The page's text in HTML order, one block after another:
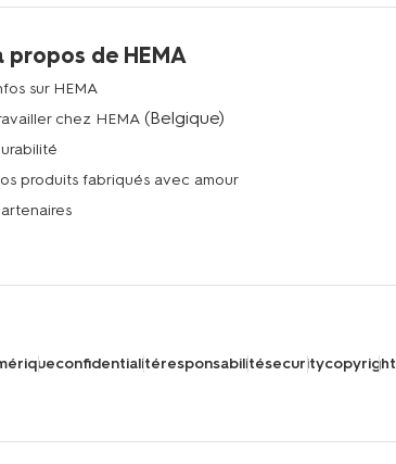
propos de HEMA
sur HEMA
chez HEMA(Belgique)
produits fabriqués avec amour
confidentialitéresponsabilitésecuritycopyright